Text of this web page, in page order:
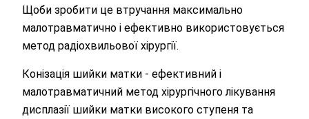
Щоби зробити це втручання максимально
малотравматично і ефективно використовується
метод радіохвильової хірургії.
Конізація шийки матки - ефективний і
малотравматичний метод хірургічного лікування
дисплазії шийки матки високого ступеня та